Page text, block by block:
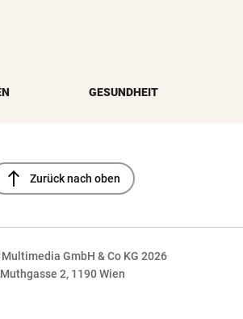
GESUNDHEIT
north Zurück nach oben
GmbH & Co KG 2026
Muthgasse 2, 1190 Wien